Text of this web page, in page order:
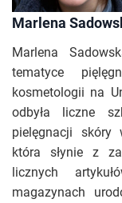
Marlena
Marlena
tematyce
kosmetologii na
odbyła liczne
pielęgnacji skóry
która słynie z
licznych
magazynach